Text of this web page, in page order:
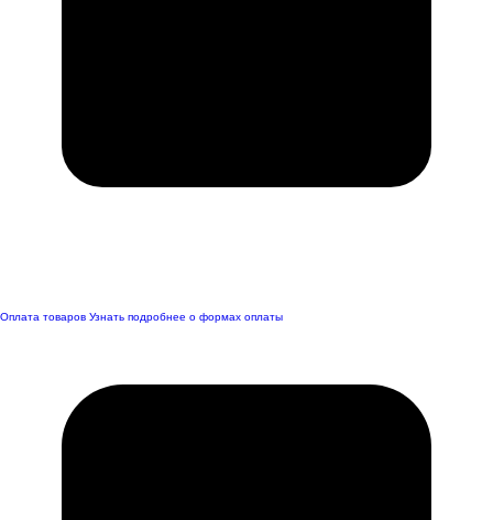
Оплата товаров Узнать подробнее о формах оплаты